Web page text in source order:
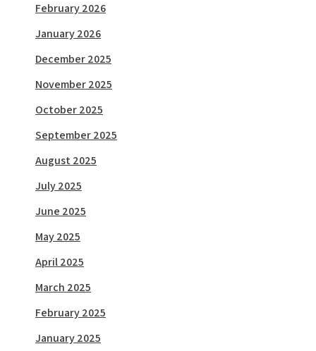
February 2026
January 2026
December 2025
November 2025
October 2025
September 2025
August 2025
July 2025
June 2025
May 2025
April 2025
March 2025
February 2025
January 2025